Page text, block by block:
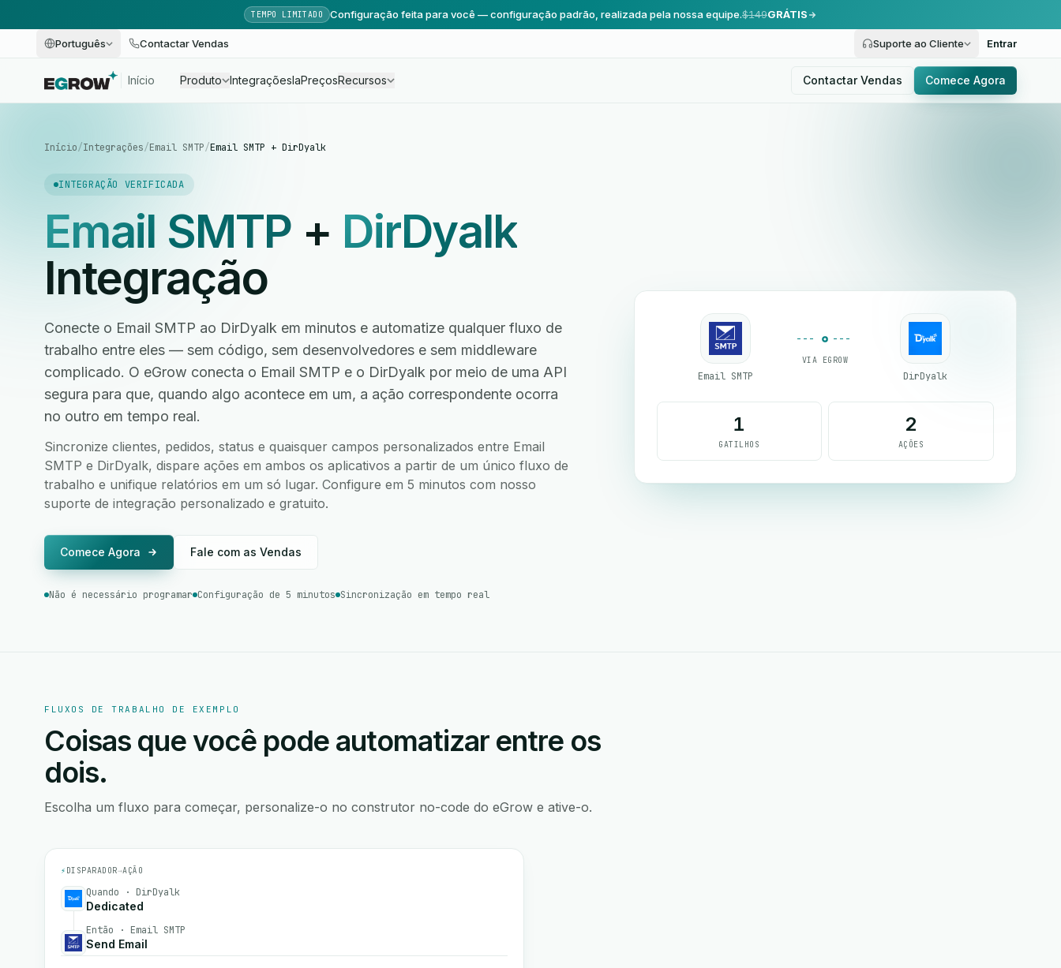
TEMPO LIMITADO Configuração feita para você — configuração padrão, realizada pela nossa equipe.$149GRÁTIS
Português Contactar Vendas Suporte ao Cliente Entrar
Início Produto IntegraçõesIaPreçosRecursos Contactar Vendas Comece Agora
Início/Integrações/Email SMTP/Email SMTP + DirDyalk
INTEGRAÇÃO VERIFICADA
Email SMTP + DirDyalk
Integração
Conecte o Email SMTP ao DirDyalk em minutos e automatize qualquer fluxo de
trabalho entre eles — sem código, sem desenvolvedores e sem middleware
complicado. O eGrow conecta o Email SMTP e o DirDyalk por meio de uma API
segura para que, quando algo acontece em um, a ação correspondente ocorra
no outro em tempo real.
Sincronize clientes, pedidos, status e quaisquer campos personalizados entre Email
SMTP e DirDyalk, dispare ações em ambos os aplicativos a partir de um único fluxo de
trabalho e unifique relatórios em um só lugar. Configure em 5 minutos com nosso
suporte de integração personalizado e gratuito.
Comece Agora Fale com as Vendas
Não é necessário programar Configuração de 5 minutos Sincronização em tempo real
Email SMTP
VIA EGROW
DirDyalk
1
GATILHOS
2
AÇÕES
FLUXOS DE TRABALHO DE EXEMPLO
Coisas que você pode automatizar entre os
dois.
Escolha um fluxo para começar, personalize-o no construtor no-code do eGrow e ative-o.
⚡ DISPARADOR→AÇÃO
Quando · DirDyalk
Dedicated
Então · Email SMTP
Send Email